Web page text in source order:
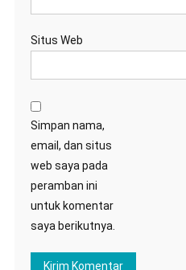
Situs Web
Simpan nama,
email, dan situs
web saya pada
peramban ini
untuk komentar
saya berikutnya.